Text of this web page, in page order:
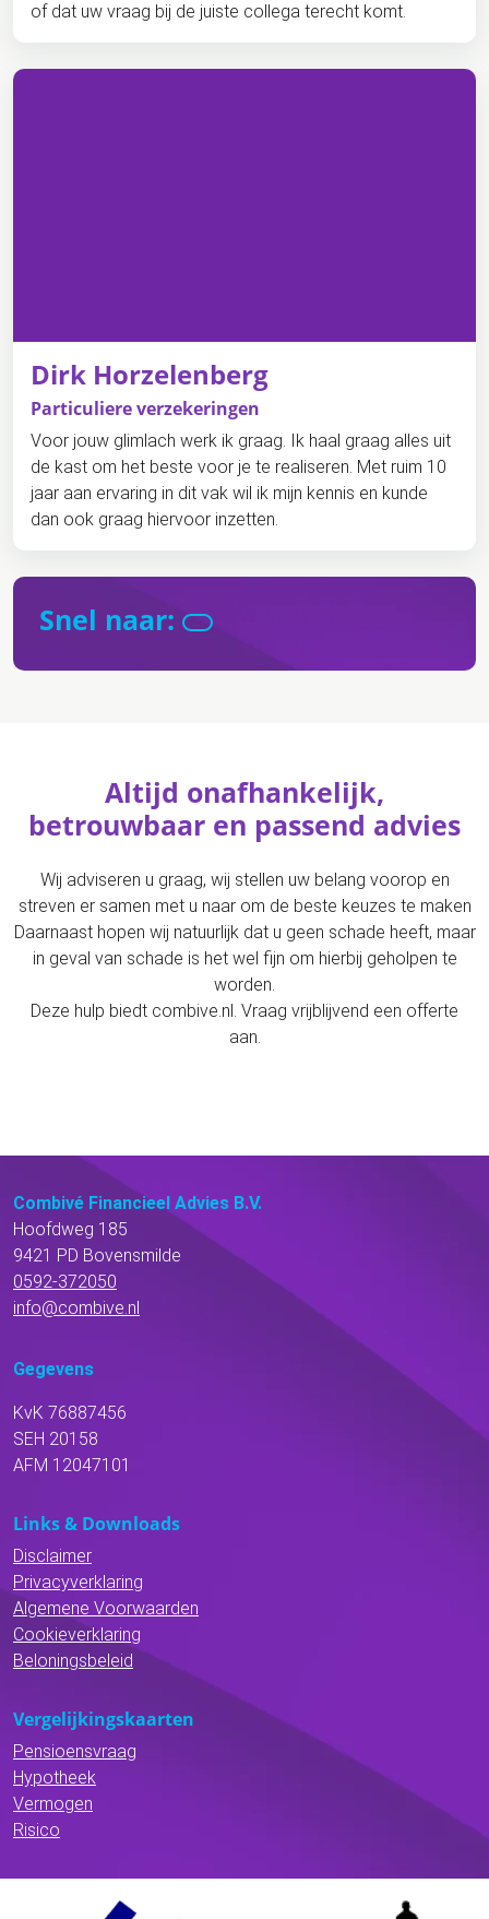
Snel naar:
of dat uw vraag bij de juiste collega terecht komt.
Dirk Horzelenberg
Particuliere verzekeringen
Voor jouw glimlach werk ik graag. Ik haal graag alles uit
de kast om het beste voor je te realiseren. Met ruim 10
jaar aan ervaring in dit vak wil ik mijn kennis en kunde
dan ook graag hiervoor inzetten.
Altijd onafhankelijk,
betrouwbaar en passend advies
Wij adviseren u graag, wij stellen uw belang voorop en
streven er samen met u naar om de beste keuzes te maken
Daarnaast hopen wij natuurlijk dat u geen schade heeft, maar
in geval van schade is het wel fijn om hierbij geholpen te
worden.
Deze hulp biedt combive.nl. Vraag vrijblijvend een offerte
aan.
Combivé Financieel Advies B.V.
Hoofdweg 185
9421 PD Bovensmilde
0592-372050
info@combive.nl
Gegevens
KvK 76887456
SEH 20158
AFM 12047101
Links & Downloads
Disclaimer
Privacyverklaring
Algemene Voorwaarden
Cookieverklaring
Beloningsbeleid
Vergelijkingskaarten
Pensioensvraag
Hypotheek
Vermogen
Risico